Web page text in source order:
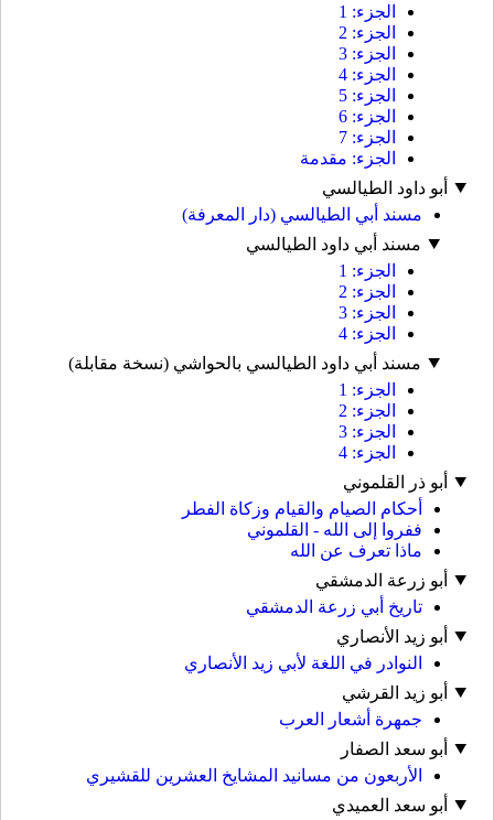
الجزء: 1
الجزء: 2
الجزء: 3
الجزء: 4
الجزء: 5
الجزء: 6
الجزء: 7
الجزء: مقدمة
أبو داود الطيالسي
مسند أبي الطيالسي (دار المعرفة)
مسند أبي داود الطيالسي
الجزء: 1
الجزء: 2
الجزء: 3
الجزء: 4
مسند أبي داود الطيالسي بالحواشي (نسخة مقابلة)
الجزء: 1
الجزء: 2
الجزء: 3
الجزء: 4
أبو ذر القلموني
أحكام الصيام والقيام وزكاة الفطر
ففروا إلى الله - القلموني
ماذا تعرف عن الله
أبو زرعة الدمشقي
تاريخ أبي زرعة الدمشقي
أبو زيد الأنصاري
النوادر في اللغة لأبي زيد الأنصاري
أبو زيد القرشي
جمهرة أشعار العرب
أبو سعد الصفار
الأربعون من مسانيد المشايخ العشرين للقشيري
أبو سعد العميدي